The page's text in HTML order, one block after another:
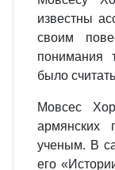
известны
своим
понимания
было
Мовсес
армянских
ученым. В
его